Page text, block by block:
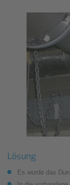
Lösung
Es wurde das